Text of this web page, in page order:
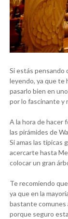
Si estás pensando
leyendo, ya que te
pasarlo bien en
por lo fascinante y
A la hora de hacer
las pirámides de
Si amas las típicas
acercarte hasta
colocar un gran
Te recomiendo
ya que en la
bastante comunes
porque seguro